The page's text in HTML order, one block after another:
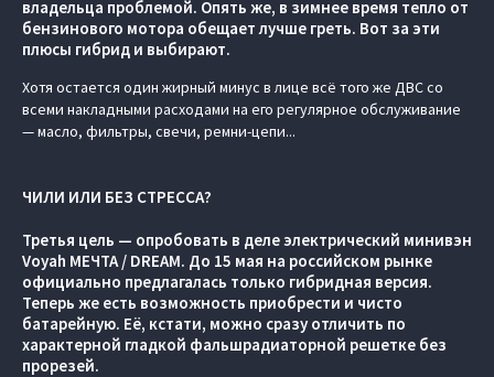
владельца проблемой. Опять же, в зимнее время тепло от
бензинового мотора обещает лучше греть. Вот за эти
плюсы гибрид и выбирают.
Хотя остается один жирный минус в лице всё того же ДВС со
всеми накладными расходами на его регулярное обслуживание
— масло, фильтры, свечи, ремни-цепи...
ЧИЛИ ИЛИ БЕЗ СТРЕССА?
Третья цель — опробовать в деле электрический минивэн
Voyah МЕЧТА / DREAM. До 15 мая на российском рынке
официально предлагалась только гибридная версия.
Теперь же есть возможность приобрести и чисто
батарейную. Её, кстати, можно сразу отличить по
характерной гладкой фальшрадиаторной решетке без
прорезей.